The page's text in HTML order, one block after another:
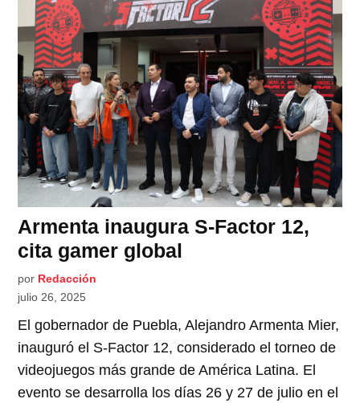
Armenta inaugura S-Factor 12,
cita gamer global
por Redacción
julio 26, 2025
El gobernador de Puebla, Alejandro Armenta Mier,
inauguró el S-Factor 12, considerado el torneo de
videojuegos más grande de América Latina. El
evento se desarrolla los días 26 y 27 de julio en el